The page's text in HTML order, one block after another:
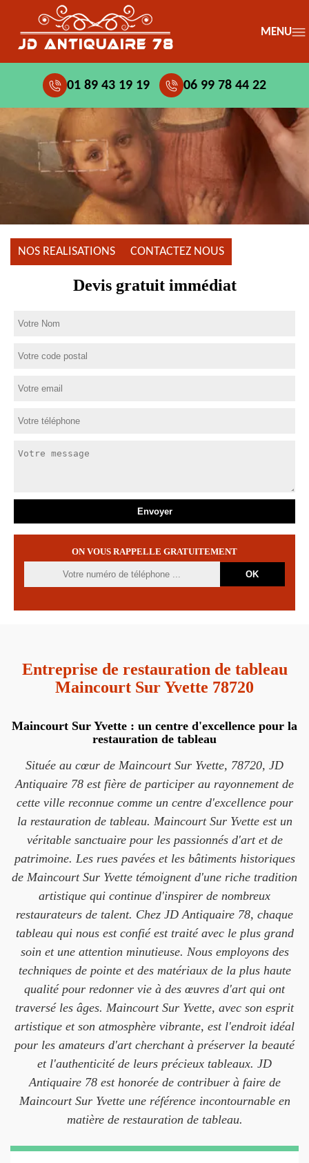
MENU
01 89 43 19 19 06 99 78 44 22
NOS REALISATIONS CONTACTEZ NOUS
Devis gratuit immédiat
ON VOUS RAPPELLE GRATUITEMENT
Entreprise de restauration de tableau
Maincourt Sur Yvette 78720
Maincourt Sur Yvette : un centre d'excellence pour la
restauration de tableau
Située au cœur de Maincourt Sur Yvette, 78720, JD
Antiquaire 78 est fière de participer au rayonnement de
cette ville reconnue comme un centre d'excellence pour
la restauration de tableau. Maincourt Sur Yvette est un
véritable sanctuaire pour les passionnés d'art et de
patrimoine. Les rues pavées et les bâtiments historiques
de Maincourt Sur Yvette témoignent d'une riche tradition
artistique qui continue d'inspirer de nombreux
restaurateurs de talent. Chez JD Antiquaire 78, chaque
tableau qui nous est confié est traité avec le plus grand
soin et une attention minutieuse. Nous employons des
techniques de pointe et des matériaux de la plus haute
qualité pour redonner vie à des œuvres d'art qui ont
traversé les âges. Maincourt Sur Yvette, avec son esprit
artistique et son atmosphère vibrante, est l'endroit idéal
pour les amateurs d'art cherchant à préserver la beauté
et l'authenticité de leurs précieux tableaux. JD
Antiquaire 78 est honorée de contribuer à faire de
Maincourt Sur Yvette une référence incontournable en
matière de restauration de tableau.